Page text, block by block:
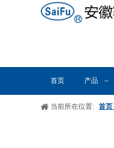
首页 产品
当前所在位置: 首页